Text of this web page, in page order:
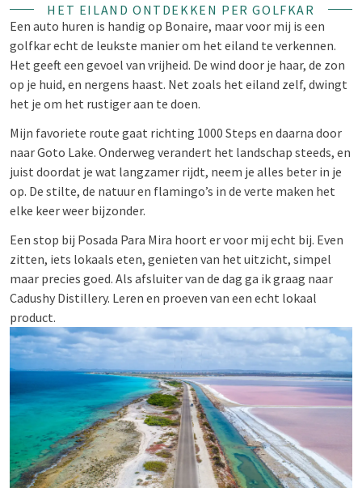
HET EILAND ONTDEKKEN PER GOLFKAR
Een auto huren is handig op Bonaire, maar voor mij is een
golfkar echt de leukste manier om het eiland te verkennen.
Het geeft een gevoel van vrijheid. De wind door je haar, de zon
op je huid, en nergens haast. Net zoals het eiland zelf, dwingt
het je om het rustiger aan te doen.
Mijn favoriete route gaat richting 1000 Steps en daarna door
naar Goto Lake. Onderweg verandert het landschap steeds, en
juist doordat je wat langzamer rijdt, neem je alles beter in je
op. De stilte, de natuur en flamingo’s in de verte maken het
elke keer weer bijzonder.
Een stop bij Posada Para Mira hoort er voor mij echt bij. Even
zitten, iets lokaals eten, genieten van het uitzicht, simpel
maar precies goed. Als afsluiter van de dag ga ik graag naar
Cadushy Distillery. Leren en proeven van een echt lokaal
product.